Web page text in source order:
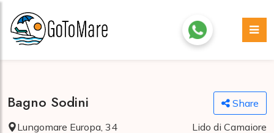
Bagno Sodini
Share
Lungomare Europa, 34
Lido di Camaiore